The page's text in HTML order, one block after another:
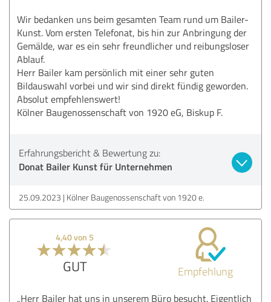
Wir bedanken uns beim gesamten Team rund um Bailer-
Kunst. Vom ersten Telefonat, bis hin zur Anbringung der
Gemälde, war es ein sehr freundlicher und reibungsloser
Ablauf.
Herr Bailer kam persönlich mit einer sehr guten
Bildauswahl vorbei und wir sind direkt fündig geworden.
Absolut empfehlenswert!
Kölner Baugenossenschaft von 1920 eG, Biskup F.
Erfahrungsbericht & Bewertung zu:
Donat Bailer Kunst für Unternehmen
25.09.2023 Kölner Baugenossenschaft von 1920 e.
4,40 von 5
GUT Empfehlung
„Herr Bailer hat uns in unserem Büro besucht. Eigentlich